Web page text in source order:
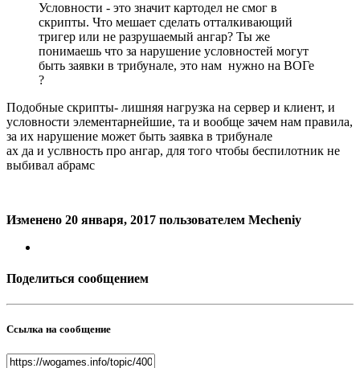
Условности - это значит картодел не смог в
скрипты. Что мешает сделать отталкивающий
тригер или не разрушаемый ангар? Ты же
понимаешь что за нарушение условностей могут
быть заявки в трибунале, это нам нужно на ВОГе
?
Подобные скрипты- лишняя нагрузка на сервер и клиент, и
условности элементарнейшие, та и вообще зачем нам правила,
за их нарушение может быть заявка в трибунале
ах да и услвность про ангар, для того чтобы беспилотник не
выбивал абрамс
Изменено 20 января, 2017 пользователем Mecheniy
Поделиться сообщением
Ссылка на сообщение